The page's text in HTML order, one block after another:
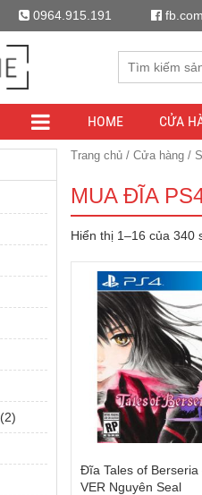
0964.915.191
HOME CỬA
Trang chủ/ Cửa hàng/
MUA ĐĨA
Hiển thị 1–16 của 340
Đĩa Tales of Berseria
VER Nguyên Seal
(2)